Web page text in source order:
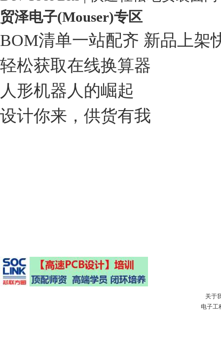
贸泽电子(Mouser)专区
BOM清单一站配齐 新品上架
轻松获取在线换算器
人形机器人的崛起
设计你来，供货有我
关于
电子工